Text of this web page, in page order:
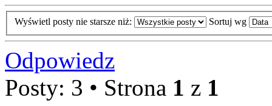
Wyświetl posty nie starsze niż: Sortuj wg
Odpowiedz
Posty: 3 • Strona 1 z 1